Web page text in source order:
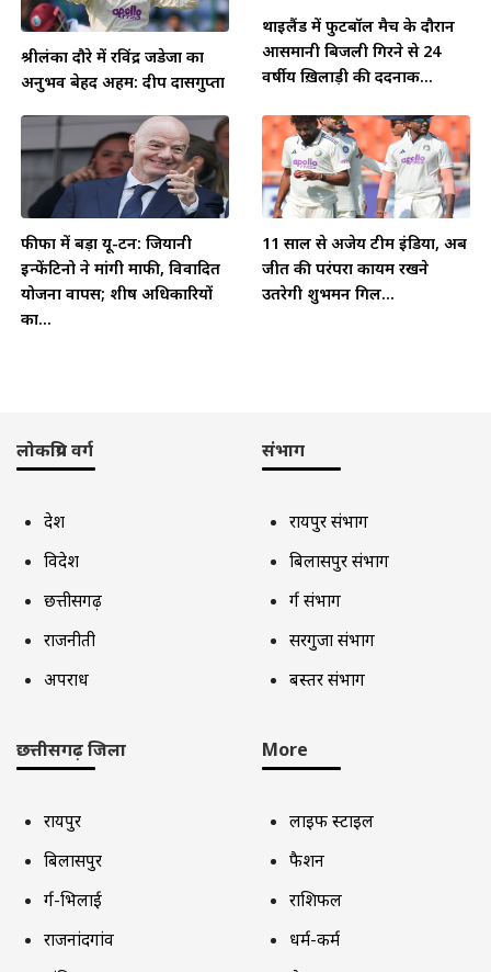
श्रीलंका दौरे में रविंद्र जडेजा का
अनुभव बेहद अहम: दीप दासगुप्ता
थाईलैंड में फुटबॉल मैच के दौरान
आसमानी बिजली गिरने से 24
वर्षीय ख़िलाड़ी की दर्दनाक...
फीफा में बड़ा यू-टर्न: जियानी
इन्फेंटिनो ने मांगी माफी, विवादित
योजना वापस; शीर्ष अधिकारियों
का...
11 साल से अजेय टीम इंडिया, अब
जीत की परंपरा कायम रखने
उतरेगी शुभमन गिल...
लोकप्रिय वर्ग
देश
विदेश
छत्तीसगढ़
राजनीती
अपराध
संभाग
रायपुर संभाग
बिलासपुर संभाग
दुर्ग संभाग
सरगुजा संभाग
बस्तर संभाग
छत्तीसगढ़ जिला
रायपुर
बिलासपुर
दुर्ग-भिलाई
राजनांदगांव
More
लाइफ स्टाइल
फैशन
राशिफल
धर्म-कर्म